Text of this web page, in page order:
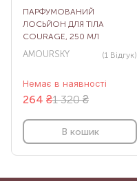
ПАРФУМОВАНИЙ
ЛОСЬЙОН ДЛЯ ТІЛА
COURAGE, 250 МЛ
AMOURSKY (1 Відгук)
Немає в наявності
1 320 ₴
264 ₴
В кошик